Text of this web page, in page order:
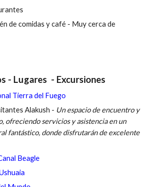
de comidas y café - Muy cerca de
- Lugares  - Excursiones
Tierra del Fuego
Alakush - Un espacio de encuentro y
ofreciendo servicios y asistencia en un
fantástico, donde disfrutarán de excelente
Beagle